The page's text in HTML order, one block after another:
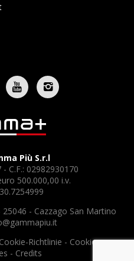
Più S.r.l
- C.F.: 02982930170
500.000,00 i.v.
- Cazzago San Martino
Cookie-Richtlinie - Cookie
- Credits